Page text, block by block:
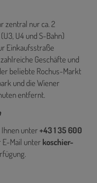
zentral nur ca. 2
U4 und S-Bahn)
Einkaufsstraße
Geschäfte und
beliebte Rochus-Markt
und die Wiener
entfernt.
unter+43 1 35 600
E-Mail unterkoschier-